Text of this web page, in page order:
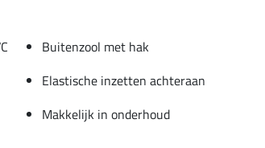
Buitenzool met hak
Elastische inzetten achteraan
Makkelijk in onderhoud